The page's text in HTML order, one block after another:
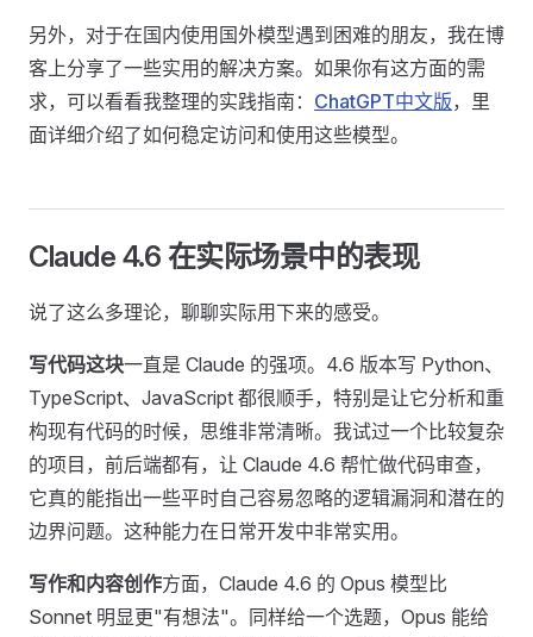
另外，对于在国内使用国外模型遇到困难的朋友，我在博
客上分享了一些实用的解决方案。如果你有这方面的需
求，可以看看我整理的实践指南： ChatGPT中文版，里
面详细介绍了如何稳定访问和使用这些模型。
Claude 4.6 在实际场景中的表现
说了这么多理论，聊聊实际用下来的感受。
写代码这块一直是 Claude 的强项。4.6 版本写 Python、
TypeScript、JavaScript 都很顺手，特别是让它分析和重
构现有代码的时候，思维非常清晰。我试过一个比较复杂
的项目，前后端都有，让 Claude 4.6 帮忙做代码审查，
它真的能指出一些平时自己容易忽略的逻辑漏洞和潜在的
边界问题。这种能力在日常开发中非常实用。
写作和内容创作方面，Claude 4.6 的 Opus 模型比
Sonnet 明显更"有想法"。同样给一个选题，Opus 能给